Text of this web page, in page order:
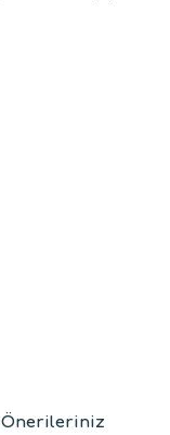
Önerileriniz